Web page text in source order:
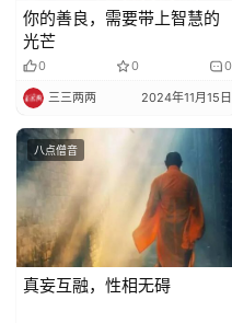
教
艺
术
政
策
法
规
免
责
你的善良，需要带上智慧的
光芒
0 0 0
三三两两 2024年11月15日
八点僧音
真妄互融，性相无碍